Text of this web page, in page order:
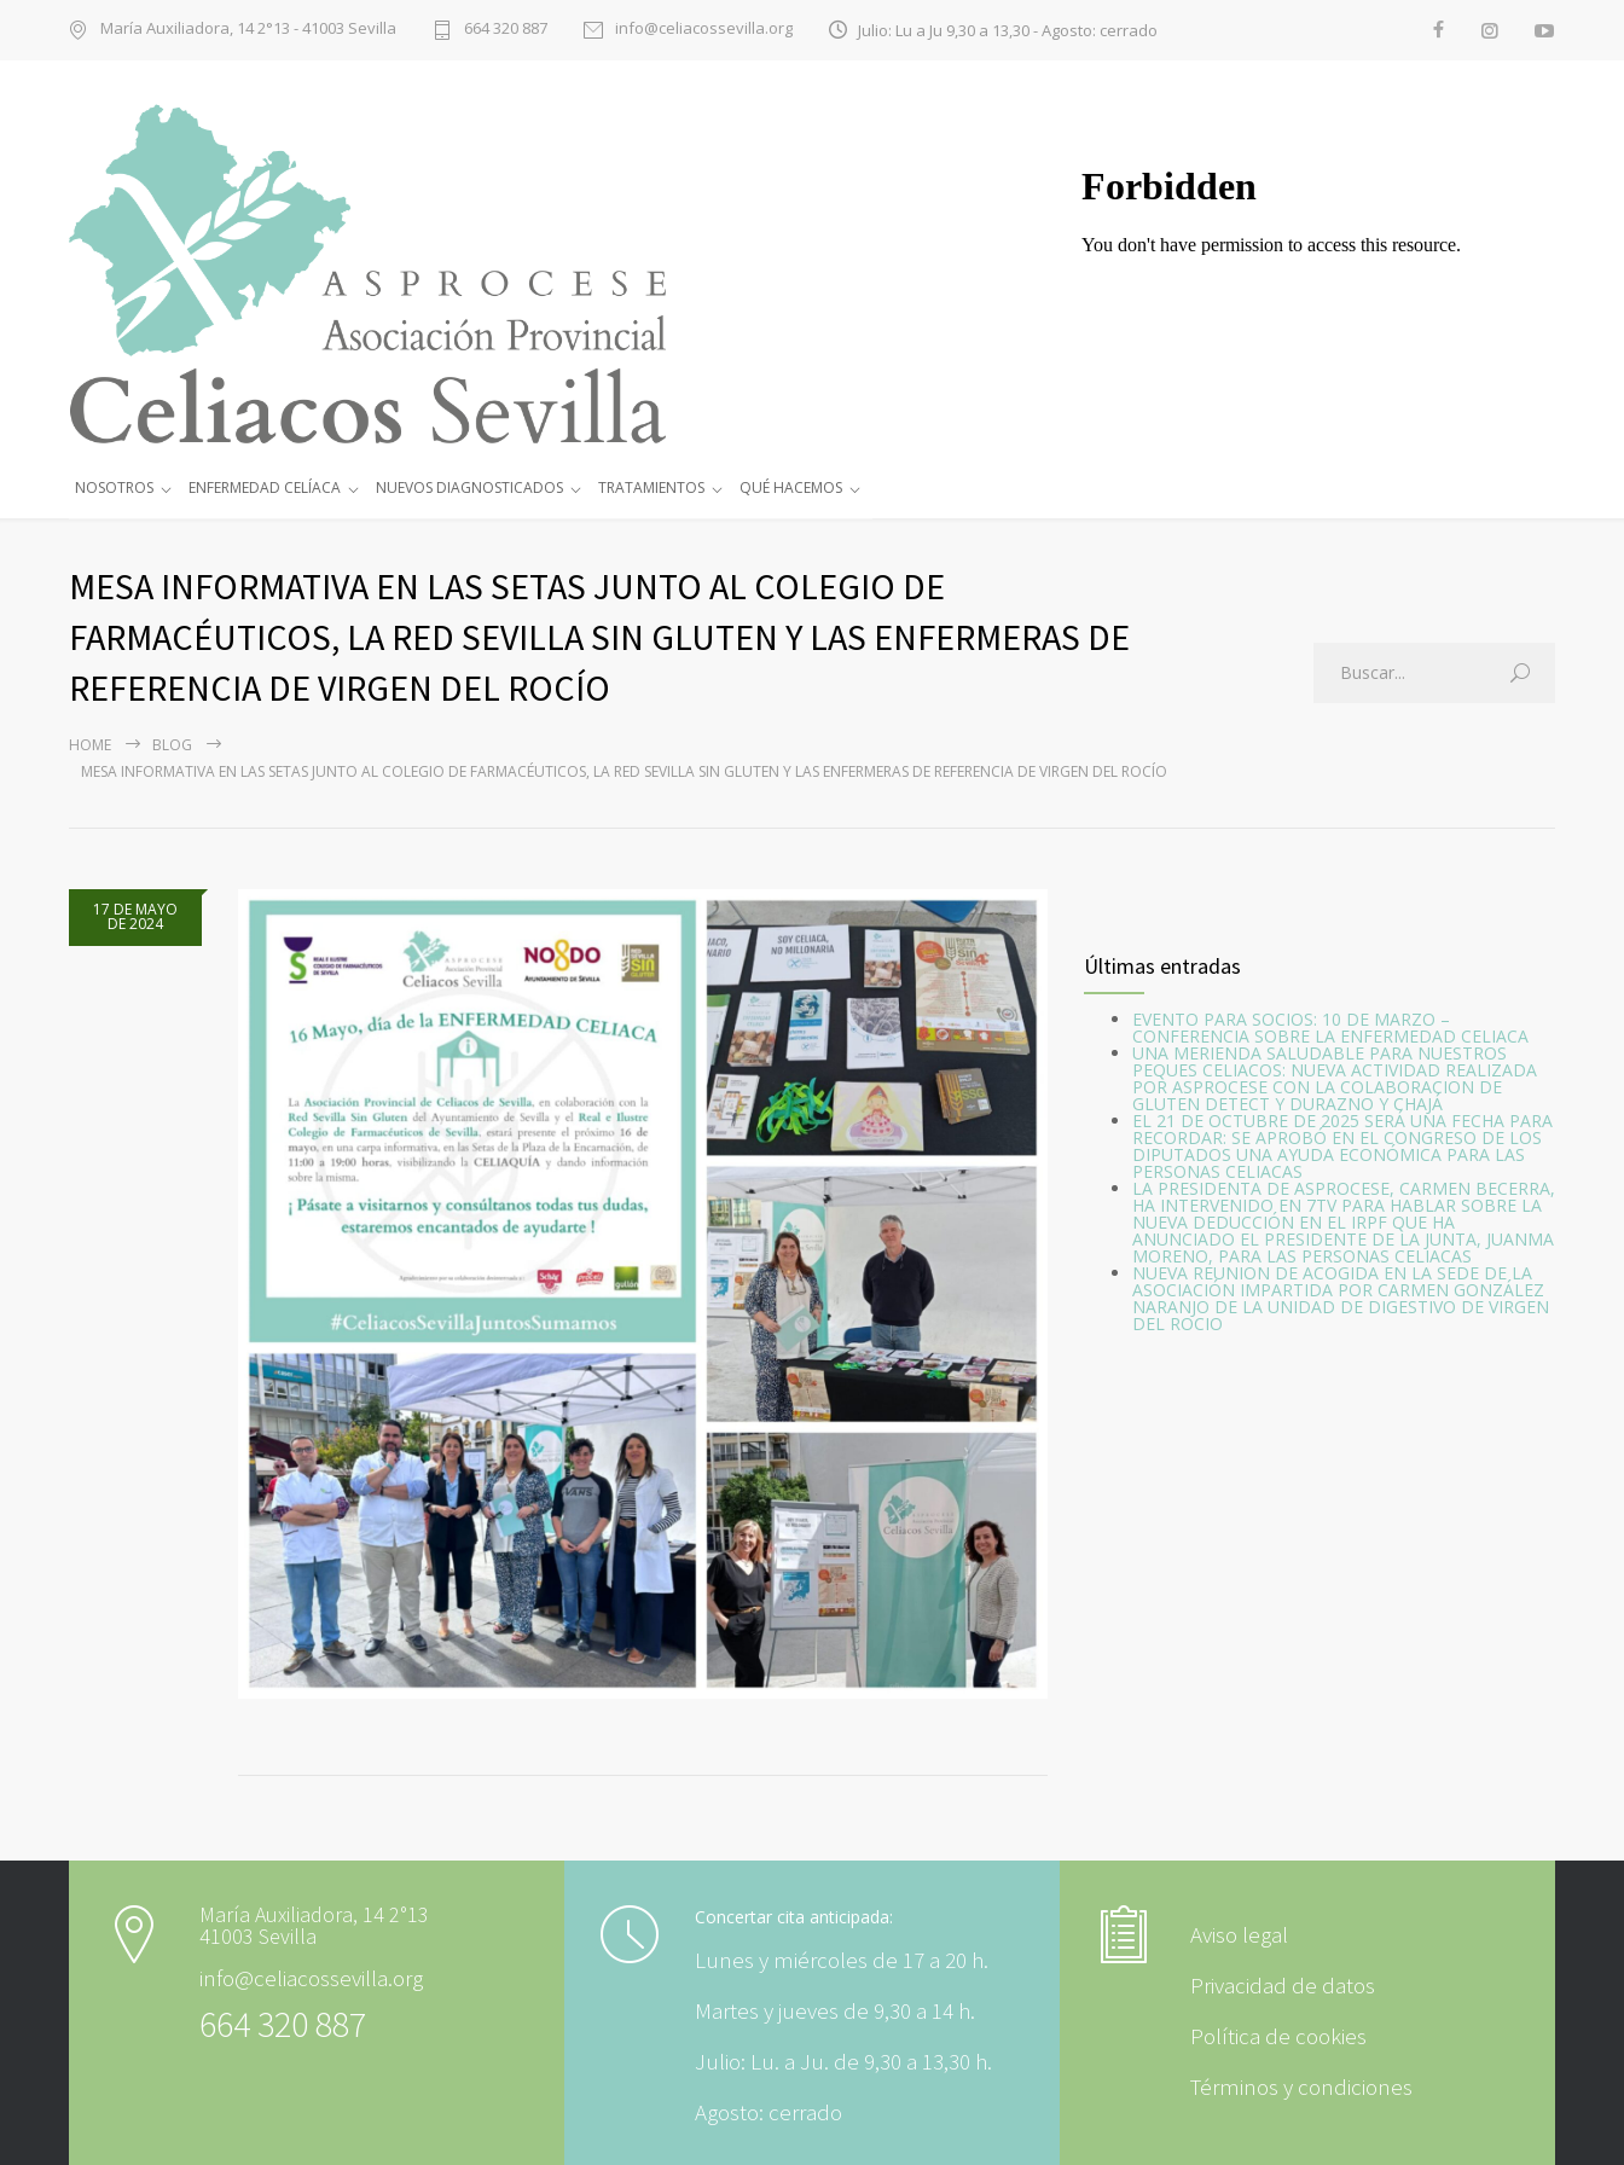
María Auxiliadora, 14 2°13 - 41003 Sevilla 664 320 887 info@celiacossevilla.org Julio: Lu a Ju 9,30 a 13,30 - Agosto: cerrado
NOSOTROS ENFERMEDAD CELÍACA NUEVOS DIAGNOSTICADOS TRATAMIENTOS QUÉ HACEMOS
MESA INFORMATIVA EN LAS SETAS JUNTO AL COLEGIO DE
FARMACÉUTICOS, LA RED SEVILLA SIN GLUTEN Y LAS ENFERMERAS DE
REFERENCIA DE VIRGEN DEL ROCÍO
HOME
BLOG
MESA INFORMATIVA EN LAS SETAS JUNTO AL COLEGIO DE FARMACÉUTICOS, LA RED SEVILLA SIN GLUTEN Y LAS ENFERMERAS DE REFERENCIA DE VIRGEN DEL ROCÍO
17 DE MAYO
DE 2024
Últimas entradas
EVENTO PARA SOCIOS: 10 DE MARZO –
CONFERENCIA SOBRE LA ENFERMEDAD CELIACA
UNA MERIENDA SALUDABLE PARA NUESTROS
PEQUES CELIACOS: NUEVA ACTIVIDAD REALIZADA
POR ASPROCESE CON LA COLABORACION DE
GLUTEN DETECT Y DURAZNO Y CHAJÁ
EL 21 DE OCTUBRE DE 2025 SERÁ UNA FECHA PARA
RECORDAR: SE APROBÓ EN EL CONGRESO DE LOS
DIPUTADOS UNA AYUDA ECONÓMICA PARA LAS
PERSONAS CELIACAS
LA PRESIDENTA DE ASPROCESE, CARMEN BECERRA,
HA INTERVENIDO EN 7TV PARA HABLAR SOBRE LA
NUEVA DEDUCCIÓN EN EL IRPF QUE HA
ANUNCIADO EL PRESIDENTE DE LA JUNTA, JUANMA
MORENO, PARA LAS PERSONAS CELIACAS
NUEVA REUNION DE ACOGIDA EN LA SEDE DE LA
ASOCIACIÓN IMPARTIDA POR CARMEN GONZÁLEZ
NARANJO DE LA UNIDAD DE DIGESTIVO DE VIRGEN
DEL ROCIO
María Auxiliadora, 14 2°13
41003 Sevilla
info@celiacossevilla.org
664 320 887
Concertar cita anticipada:
Lunes y miércoles de 17 a 20 h.
Martes y jueves de 9,30 a 14 h.
Julio: Lu. a Ju. de 9,30 a 13,30 h.
Agosto: cerrado
Aviso legal
Privacidad de datos
Política de cookies
Términos y condiciones